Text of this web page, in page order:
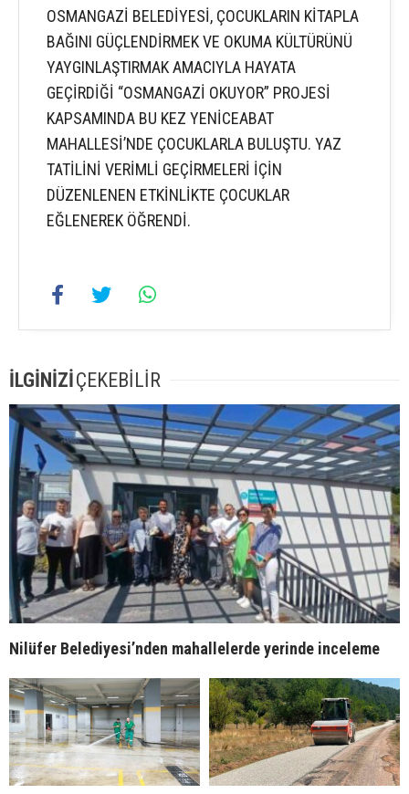
OSMANGAZİ BELEDİYESİ, ÇOCUKLARIN KİTAPLA
BAĞINI GÜÇLENDİRMEK VE OKUMA KÜLTÜRÜNÜ
YAYGINLAŞTIRMAK AMACIYLA HAYATA
GEÇİRDİĞİ “OSMANGAZİ OKUYOR” PROJESİ
KAPSAMINDA BU KEZ YENİCEABAT
MAHALLESİ’NDE ÇOCUKLARLA BULUŞTU. YAZ
TATİLİNİ VERİMLİ GEÇİRMELERİ İÇİN
DÜZENLENEN ETKİNLİKTE ÇOCUKLAR
EĞLENEREK ÖĞRENDİ.
İLGİNİZİÇEKEBİLİR
Nilüfer Belediyesi’nden mahallelerde yerinde inceleme